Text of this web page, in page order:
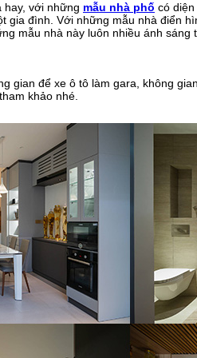
hay, với những mẫu nhà phố có
gia đình. Với những mẫu nhà điển
mẫu nhà này luôn nhiều ánh
gian để xe ô tô làm gara, không
khảo nhé.